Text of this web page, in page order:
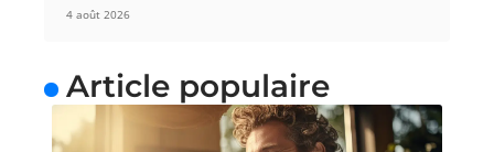
4 août 2026
Article populaire